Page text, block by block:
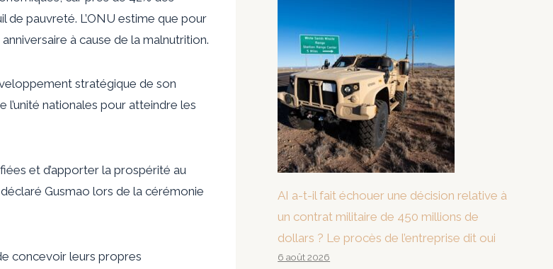
de pauvreté. L’ONU estime que pour
à cause de la malnutrition.
stratégique de son
nationales pour atteindre les
et d’apporter la prospérité au
Gusmao lors de la cérémonie
concevoir leurs propres
AI a-t-il fait échouer une décision relative à
un contrat militaire de 450 millions de
dollars ? Le procès de l’entreprise dit oui
6 août 2026